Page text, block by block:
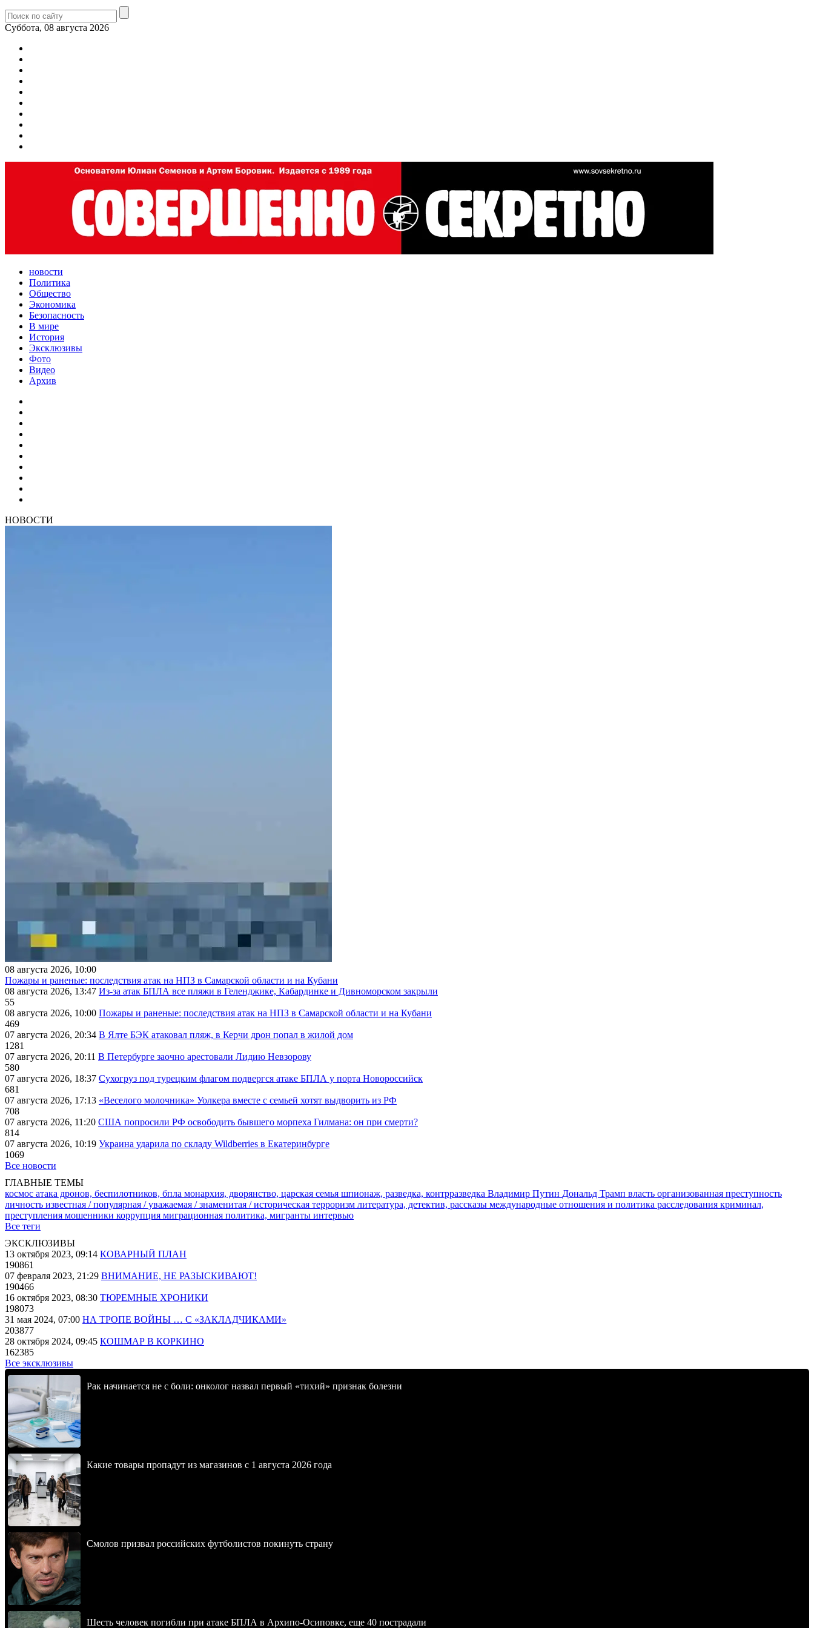
Суббота, 08 августа 2026
новости
Политика
Общество
Экономика
Безопасность
В мире
История
Эксклюзивы
Фото
Видео
Архив
НОВОСТИ
08 августа 2026, 10:00
Пожары и раненые: последствия атак на НПЗ в Самарской области и на Кубани
08 августа 2026, 13:47 Из-за атак БПЛА все пляжи в Геленджике, Кабардинке и Дивноморском закрыли
55
08 августа 2026, 10:00 Пожары и раненые: последствия атак на НПЗ в Самарской области и на Кубани
469
07 августа 2026, 20:34 В Ялте БЭК атаковал пляж, в Керчи дрон попал в жилой дом
1281
07 августа 2026, 20:11 В Петербурге заочно арестовали Лидию Невзорову
580
07 августа 2026, 18:37 Сухогруз под турецким флагом подвергся атаке БПЛА у порта Новороссийск
681
07 августа 2026, 17:13 «Веселого молочника» Уолкера вместе с семьей хотят выдворить из РФ
708
07 августа 2026, 11:20 США попросили РФ освободить бывшего морпеха Гилмана: он при смерти?
814
07 августа 2026, 10:19 Украина ударила по складу Wildberries в Екатеринбурге
1069
Все новости
ГЛАВНЫЕ ТЕМЫ
космос атака дронов, беспилотников, бпла монархия, дворянство, царская семья шпионаж, разведка, контрразведка Владимир Путин Дональд Трамп власть организованная преступность
личность известная / популярная / уважаемая / знаменитая / историческая терроризм литература, детектив, рассказы международные отношения и политика расследования криминал,
преступления мошенники коррупция миграционная политика, мигранты интервью
Все теги
ЭКСКЛЮЗИВЫ
13 октября 2023, 09:14 КОВАРНЫЙ ПЛАН
190861
07 февраля 2023, 21:29 ВНИМАНИЕ, НЕ РАЗЫСКИВАЮТ!
190466
16 октября 2023, 08:30 ТЮРЕМНЫЕ ХРОНИКИ
198073
31 мая 2024, 07:00 НА ТРОПЕ ВОЙНЫ … С «ЗАКЛАДЧИКАМИ»
203877
28 октября 2024, 09:45 КОШМАР В КОРКИНО
162385
Все эксклюзивы
Рак начинается не с боли: онколог назвал первый «тихий» признак болезни
Какие товары пропадут из магазинов с 1 августа 2026 года
Смолов призвал российских футболистов покинуть страну
Шесть человек погибли при атаке БПЛА в Архипо-Осиповке, еще 40 пострадали